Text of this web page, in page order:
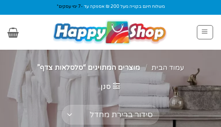
to
content
משלוח חינם בקנייה מעל 200 ₪ אספקה עד -7 ימי עסקים*
עמוד הבית / מוצרים המתויגים “סלסלאות צדף”
סנן